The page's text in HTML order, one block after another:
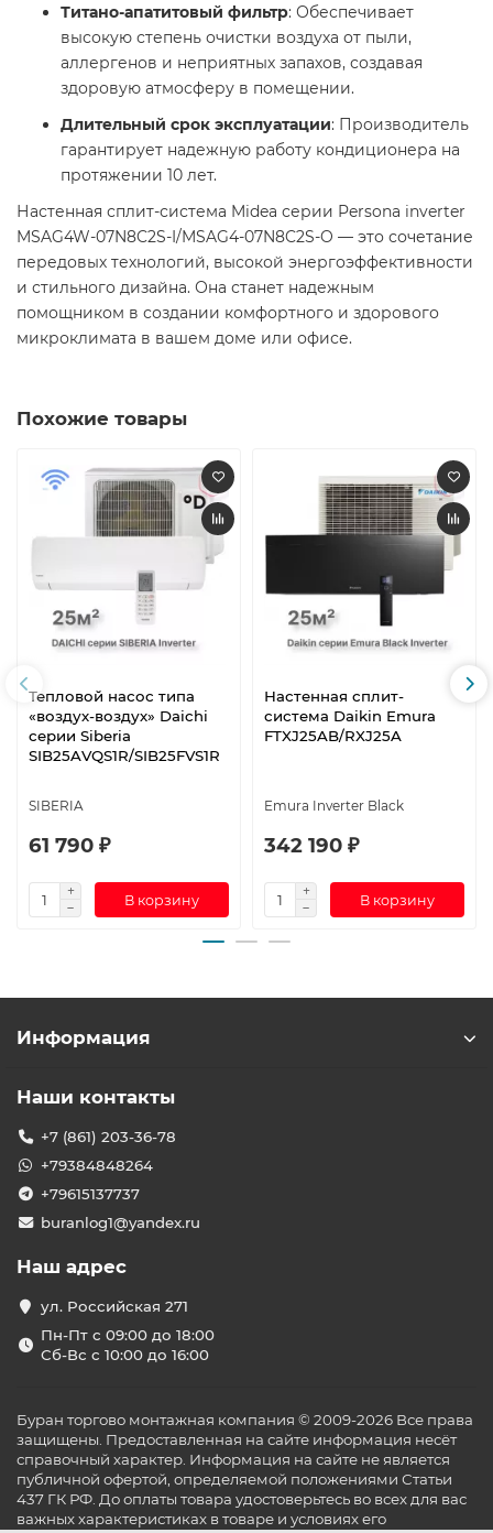
Титано-апатитовый фильтр: Обеспечивает
высокую степень очистки воздуха от пыли,
аллергенов и неприятных запахов, создавая
здоровую атмосферу в помещении.​
Длительный срок эксплуатации: Производитель
гарантирует надежную работу кондиционера на
протяжении 10 лет.​
Настенная сплит-система Midea серии Persona inverter
MSAG4W-07N8C2S-I/MSAG4-07N8C2S-O — это сочетание
передовых технологий, высокой энергоэффективности
и стильного дизайна. Она станет надежным
помощником в создании комфортного и здорового
микроклимата в вашем доме или офисе.​
Похожие товары
Тепловой насос типа
«воздух-воздух» Daichi
серии Siberia
SIB25AVQS1R/SIB25FVS1R
SIBERIA
61 790 ₽
В корзину
Настенная сплит-
система Daikin Emura
FTXJ25AB/RXJ25A
Emura Inverter Black
342 190 ₽
В корзину
Информация
Наши контакты
+7 (861) 203-36-78
+79384848264
+79615137737
buranlog1@yandex.ru
Наш адрес
ул. Российская 271
Пн-Пт с 09:00 до 18:00
Сб-Вс с 10:00 до 16:00
Буран торгово монтажная компания © 2009-2026 Все права
защищены. Предоставленная на сайте информация несёт
справочный характер. Информация на сайте не является
публичной офертой, определяемой положениями Статьи
437 ГК РФ. До оплаты товара удостоверьтесь во всех для вас
важных характеристиках в товаре и условиях его